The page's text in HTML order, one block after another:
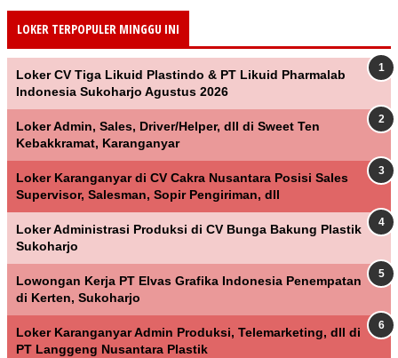
LOKER TERPOPULER MINGGU INI
Loker CV Tiga Likuid Plastindo & PT Likuid Pharmalab
Indonesia Sukoharjo Agustus 2026
Loker Admin, Sales, Driver/Helper, dll di Sweet Ten
Kebakkramat, Karanganyar
Loker Karanganyar di CV Cakra Nusantara Posisi Sales
Supervisor, Salesman, Sopir Pengiriman, dll
Loker Administrasi Produksi di CV Bunga Bakung Plastik
Sukoharjo
Lowongan Kerja PT Elvas Grafika Indonesia Penempatan
di Kerten, Sukoharjo
Loker Karanganyar Admin Produksi, Telemarketing, dll di
PT Langgeng Nusantara Plastik